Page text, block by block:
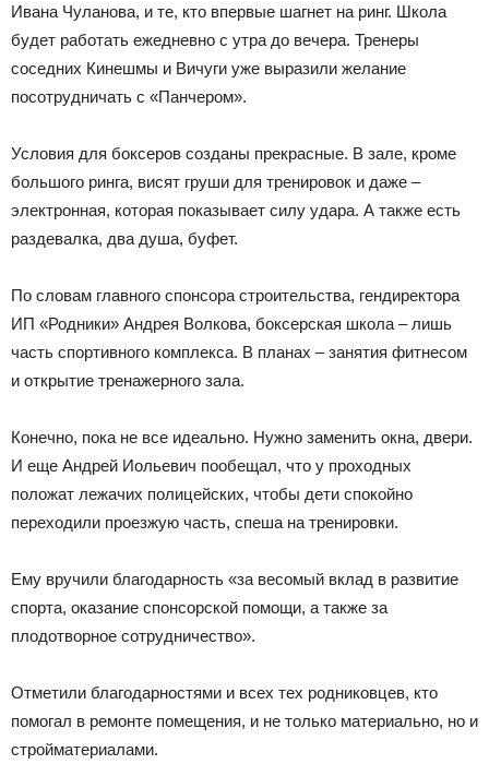
Ивана Чуланова, и те, кто впервые шагнет на ринг. Школа
будет работать ежедневно с утра до вечера. Тренеры
соседних Кинешмы и Вичуги уже выразили желание
посотрудничать с «Панчером».
Условия для боксеров созданы прекрасные. В зале, кроме
большого ринга, висят груши для тренировок и даже –
электронная, которая показывает силу удара. А также есть
раздевалка, два душа, буфет.
По словам главного спонсора строительства, гендиректора
ИП «Родники» Андрея Волкова, боксерская школа – лишь
часть спортивного комплекса. В планах – занятия фитнесом
и открытие тренажерного зала.
Конечно, пока не все идеально. Нужно заменить окна, двери.
И еще Андрей Иольевич пообещал, что у проходных
положат лежачих полицейских, чтобы дети спокойно
переходили проезжую часть, спеша на тренировки.
Ему вручили благодарность «за весомый вклад в развитие
спорта, оказание спонсорской помощи, а также за
плодотворное сотрудничество».
Отметили благодарностями и всех тех родниковцев, кто
помогал в ремонте помещения, и не только материально, но и
стройматериалами.